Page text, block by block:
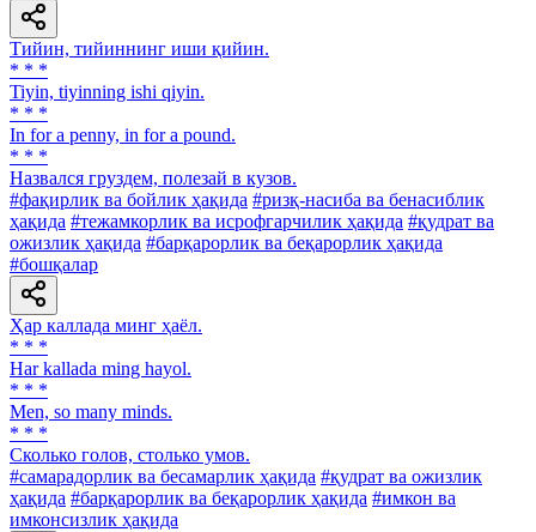
Тийин, тийиннинг иши қийин.
* * *
Tiyin, tiyinning ishi qiyin.
* * *
In for a penny, in for a pound.
* * *
Назвался груздем, полезай в кузов.
#фақирлик ва бойлик ҳақида #ризқ-насиба ва бенасиблик
ҳақида #тежамкорлик ва исрофгарчилик ҳақида #қудрат ва
ожизлик ҳақида #барқарорлик ва беқарорлик ҳақида
#бошқалар
Ҳар каллада минг ҳаёл.
* * *
Har kallada ming hayol.
* * *
Men, so many minds.
* * *
Сколько голов, столько умов.
#самарадорлик ва бесамарлик ҳақида #қудрат ва ожизлик
ҳақида #барқарорлик ва беқарорлик ҳақида #имкон ва
имконсизлик ҳақида